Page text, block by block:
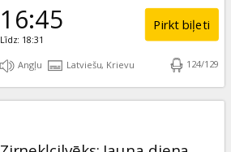
16:45
Līdz: 18:31
Pirkt biļeti
Angļu Latviešu, Krievu 124/129